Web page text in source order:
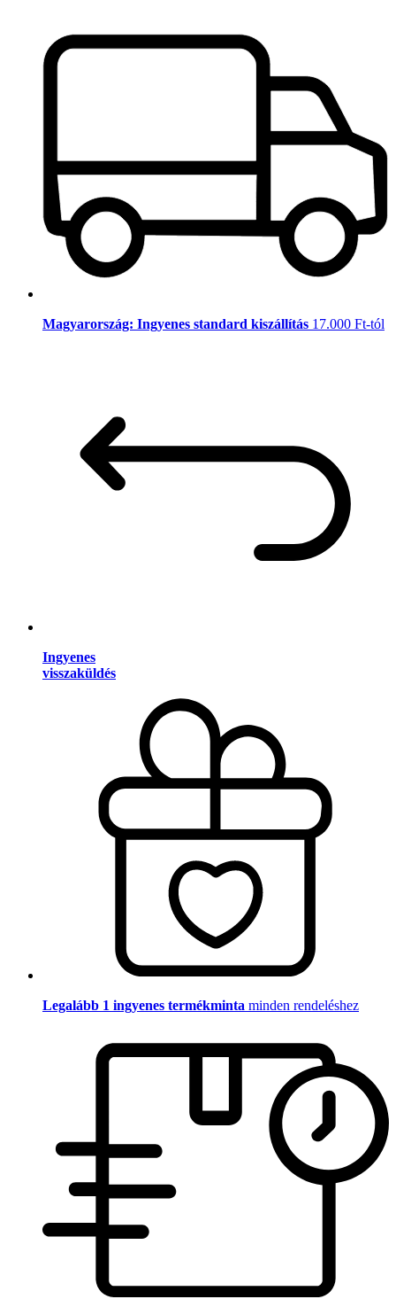
Magyarország: Ingyenes standard kiszállítás 17.000 Ft-tól
Ingyenes
visszaküldés
Legalább 1 ingyenes termékminta minden rendeléshez